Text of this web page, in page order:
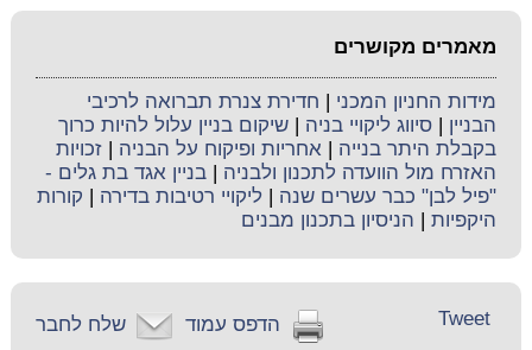
מאמרים מקושרים
מידות החניון המכני
חדירת צנרת תברואה לרכיבי
הבניין |סיווג ליקויי בניה |שיקום בניין עלול להיות כרוך
בקבלת היתר בנייה |אחריות ופיקוח על הבניה |זכויות
האזרח מול הוועדה לתכנון ולבניה |בניין אגד בת גלים -
"פיל לבן" כבר עשרים שנה
ליקויי רטיבות בדירה
קורות
היקפיות
הניסיון בתכנון מבנים
שלח לחבר הדפס עמוד Tweet